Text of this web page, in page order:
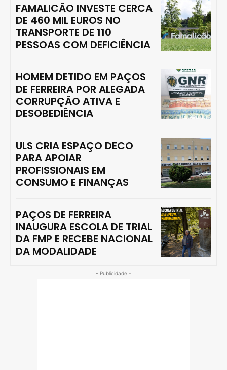
FAMALICÃO INVESTE CERCA
DE 460 MIL EUROS NO
TRANSPORTE DE 110
PESSOAS COM DEFICIÊNCIA
HOMEM DETIDO EM PAÇOS
DE FERREIRA POR ALEGADA
CORRUPÇÃO ATIVA E
DESOBEDIÊNCIA
ULS CRIA ESPAÇO DECO
PARA APOIAR
PROFISSIONAIS EM
CONSUMO E FINANÇAS
PAÇOS DE FERREIRA
INAUGURA ESCOLA DE TRIAL
DA FMP E RECEBE NACIONAL
DA MODALIDADE
- Publicidade -